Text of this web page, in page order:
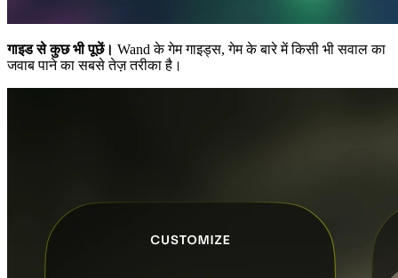
गाइड से कुछ भी पूछें। Wand के गेम गाइड्स, गेम के बारे में किसी भी सवाल का
जवाब पाने का सबसे तेज़ तरीका है।